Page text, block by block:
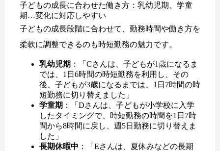
子どもの成長に合わせた働き方：乳幼児期、学童
期…変化に対応しやすい
子どもの成長段階に合わせて、勤務時間や働き方を
柔軟に調整できるのも時短勤務の魅力です。
乳幼児期 ：「Cさんは、子どもが1歳になるま
では、1日6時間の時短勤務を利用し、その
後、子どもが3歳になるまでは、1日7時間の時
短勤務に切り替えました」
学童期 ：「Dさんは、子どもが小学校に入学
したタイミングで、時短勤務の時間を1日7時
間から8時間に戻し、週5日勤務に切り替えま
した」
長期休暇中 ：「Eさんは、夏休みなどの長期